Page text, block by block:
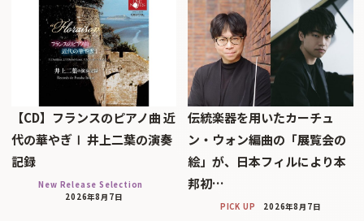
【CD】フランスのピアノ曲 近
代の華やぎⅠ 井上二葉の演奏
記録
New Release Selection
2026年8月7日
伝統楽器を用いたカーチュ
ン・ウォン編曲の「展覧会の
絵」が、日本フィルにより本
邦初…
PICK UP 2026年8月7日